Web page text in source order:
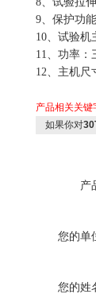
9、保护功
10、试验机
11、功率：
12、主机尺
产品相关关键
如果你对
产
您的单
您的姓